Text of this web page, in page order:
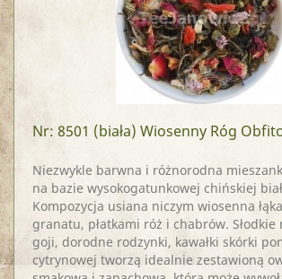
Nr: 8501 (biała) Wiosenny Róg Obfitości
Niezwykle barwna i różnorodna
na bazie wysokogatunkowej chińskiej
Kompozycja usiana niczym wiosenna
granatu, płatkami róż i chabrów.
goji, dorodne rodzynki, kawałki skórki
cytrynowej tworzą idealnie zestawioną